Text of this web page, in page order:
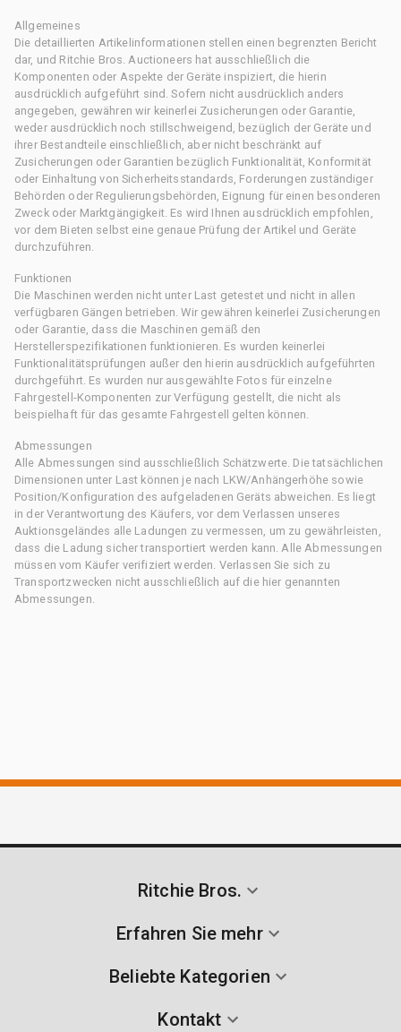
Allgemeines
Die detaillierten Artikelinformationen stellen einen begrenzten Bericht
dar, und Ritchie Bros. Auctioneers hat ausschließlich die
Komponenten oder Aspekte der Geräte inspiziert, die hierin
ausdrücklich aufgeführt sind. Sofern nicht ausdrücklich anders
angegeben, gewähren wir keinerlei Zusicherungen oder Garantie,
weder ausdrücklich noch stillschweigend, bezüglich der Geräte und
ihrer Bestandteile einschließlich, aber nicht beschränkt auf
Zusicherungen oder Garantien bezüglich Funktionalität, Konformität
oder Einhaltung von Sicherheitsstandards, Forderungen zuständiger
Behörden oder Regulierungsbehörden, Eignung für einen besonderen
Zweck oder Marktgängigkeit. Es wird Ihnen ausdrücklich empfohlen,
vor dem Bieten selbst eine genaue Prüfung der Artikel und Geräte
durchzuführen.
Funktionen
Die Maschinen werden nicht unter Last getestet und nicht in allen
verfügbaren Gängen betrieben. Wir gewähren keinerlei Zusicherungen
oder Garantie, dass die Maschinen gemäß den
Herstellerspezifikationen funktionieren. Es wurden keinerlei
Funktionalitätsprüfungen außer den hierin ausdrücklich aufgeführten
durchgeführt. Es wurden nur ausgewählte Fotos für einzelne
Fahrgestell-Komponenten zur Verfügung gestellt, die nicht als
beispielhaft für das gesamte Fahrgestell gelten können.
Abmessungen
Alle Abmessungen sind ausschließlich Schätzwerte. Die tatsächlichen
Dimensionen unter Last können je nach LKW/Anhängerhöhe sowie
Position/Konfiguration des aufgeladenen Geräts abweichen. Es liegt
in der Verantwortung des Käufers, vor dem Verlassen unseres
Auktionsgeländes alle Ladungen zu vermessen, um zu gewährleisten,
dass die Ladung sicher transportiert werden kann. Alle Abmessungen
müssen vom Käufer verifiziert werden. Verlassen Sie sich zu
Transportzwecken nicht ausschließlich auf die hier genannten
Abmessungen.
Ritchie Bros.
Erfahren Sie mehr
Beliebte Kategorien
Kontakt